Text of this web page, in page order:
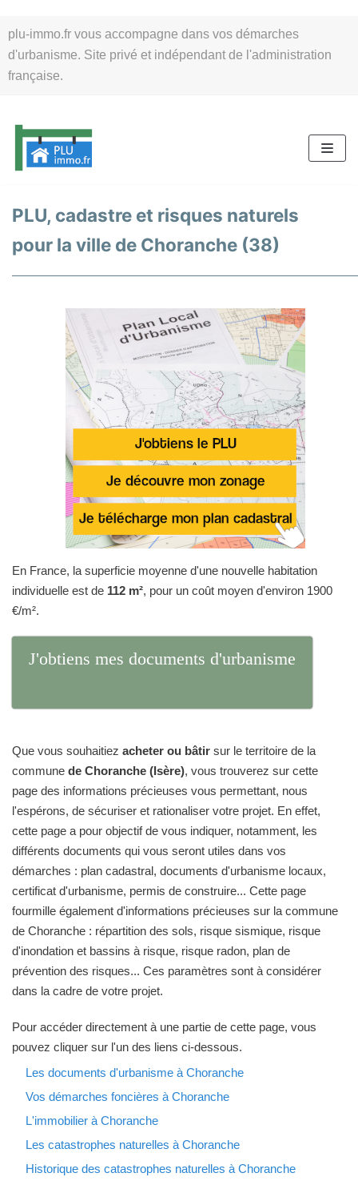
plu-immo.fr vous accompagne dans vos démarches
d'urbanisme. Site privé et indépendant de l'administration
française.
au
contenu
PLU, cadastre et risques naturels
pour la ville de Choranche (38)
En France, la superficie moyenne d'une nouvelle habitation
individuelle est de 112 m², pour un coût moyen d'environ 1900
€/m².
J'obtiens mes documents d'urbanisme
Que vous souhaitiez acheter ou bâtir sur le territoire de la
commune de Choranche (Isère), vous trouverez sur cette
page des informations précieuses vous permettant, nous
l'espérons, de sécuriser et rationaliser votre projet. En effet,
cette page a pour objectif de vous indiquer, notamment, les
différents documents qui vous seront utiles dans vos
démarches : plan cadastral, documents d'urbanisme locaux,
certificat d'urbanisme, permis de construire... Cette page
fourmille également d'informations précieuses sur la commune
de Choranche : répartition des sols, risque sismique, risque
d'inondation et bassins à risque, risque radon, plan de
prévention des risques... Ces paramètres sont à considérer
dans la cadre de votre projet.
Pour accéder directement à une partie de cette page, vous
pouvez cliquer sur l'un des liens ci-dessous.
Les documents d'urbanisme à Choranche
Vos démarches foncières à Choranche
L'immobilier à Choranche
Les catastrophes naturelles à Choranche
Historique des catastrophes naturelles à Choranche